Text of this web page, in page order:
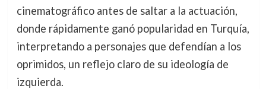
cinematográfico antes de saltar a la actuación,
donde rápidamente ganó popularidad en Turquía,
interpretando a personajes que defendían a los
oprimidos, un reflejo claro de su ideología de
izquierda.